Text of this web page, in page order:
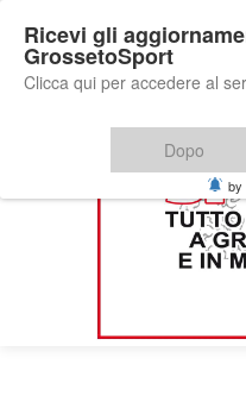
Ricevi gli
GrossetoSport
Clicca qui per accedere al
Dopo
by